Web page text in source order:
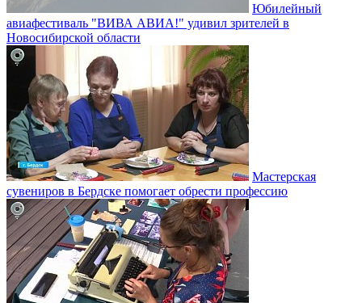
Юбилейный
авиафестиваль "ВИВА АВИА!" удивил зрителей в
Новосибирской области
Мастерская
сувениров в Бердске помогает обрести профессию